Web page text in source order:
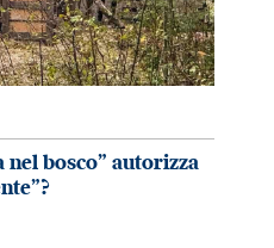
bosco” autorizza